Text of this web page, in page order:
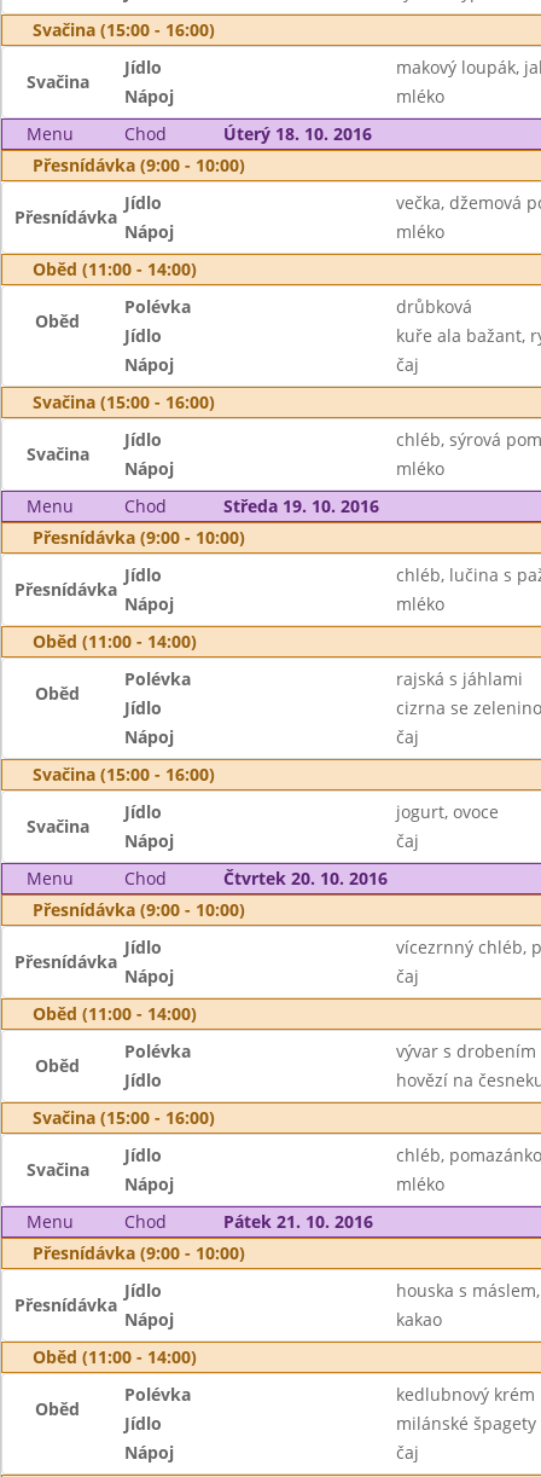
Svačina (15:00 - 16:00)
Svačina
Jídlo
makový loupák,
Nápoj
mléko
Menu
Chod
Úterý 18. 10. 2016
Přesnídávka (9:00 - 10:00)
Přesnídávka
Jídlo
večka, džemová
Nápoj
mléko
Oběd (11:00 - 14:00)
Oběd
Polévka
drůbková
Jídlo
kuře ala bažant,
Nápoj
čaj
Svačina (15:00 - 16:00)
Svačina
Jídlo
chléb, sýrová
Nápoj
mléko
Menu
Chod
Středa 19. 10. 2016
Přesnídávka (9:00 - 10:00)
Přesnídávka
Jídlo
chléb, lučina s
Nápoj
mléko
Oběd (11:00 - 14:00)
Oběd
Polévka
rajská s jáhlami
Jídlo
cizrna se
Nápoj
čaj
Svačina (15:00 - 16:00)
Svačina
Jídlo
jogurt, ovoce
Nápoj
čaj
Menu
Chod
Čtvrtek 20. 10. 2016
Přesnídávka (9:00 - 10:00)
Přesnídávka
Jídlo
vícezrnný chléb,
Nápoj
čaj
Oběd (11:00 - 14:00)
Oběd
Polévka
vývar s drobením
Jídlo
hovězí na
Svačina (15:00 - 16:00)
Svačina
Jídlo
chléb,
Nápoj
mléko
Menu
Chod
Pátek 21. 10. 2016
Přesnídávka (9:00 - 10:00)
Přesnídávka
Jídlo
houska s
Nápoj
kakao
Oběd (11:00 - 14:00)
Oběd
Polévka
kedlubnový krém
Jídlo
milánské špagety
Nápoj
čaj